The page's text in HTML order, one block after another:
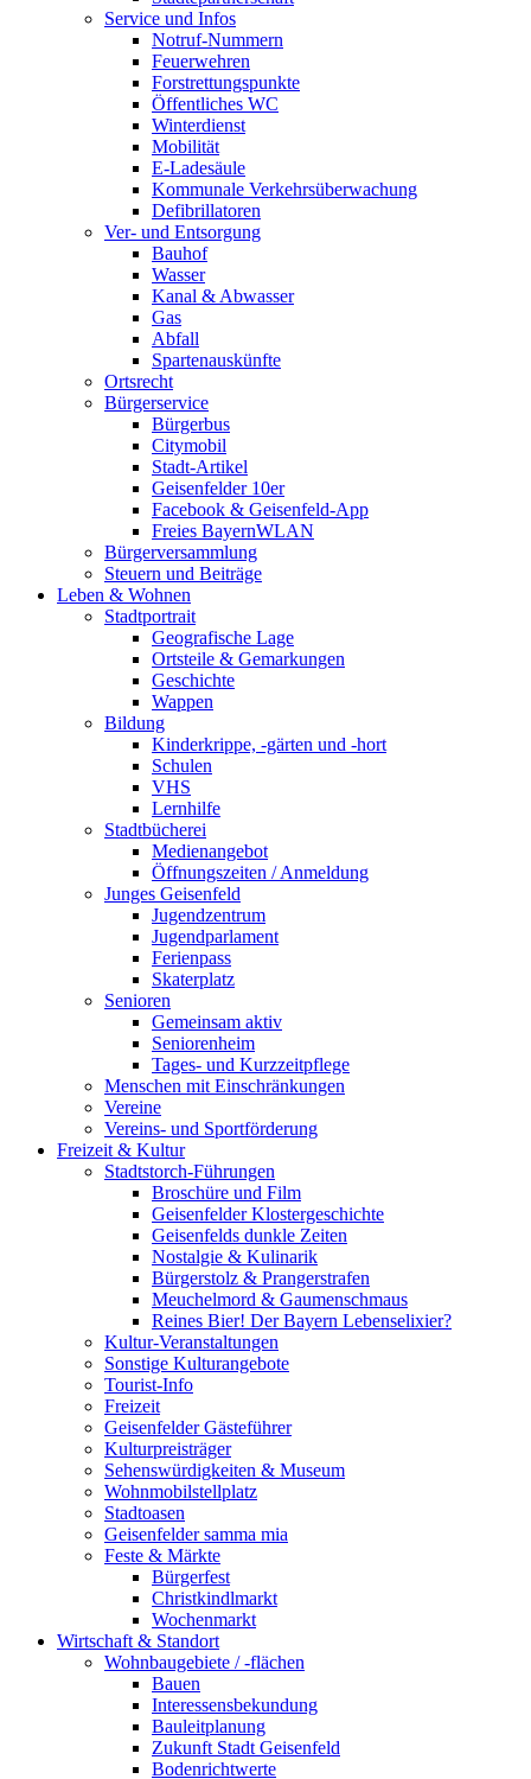
Service und Infos
Notruf-Nummern
Feuerwehren
Forstrettungspunkte
Öffentliches WC
Winterdienst
Mobilität
E-Ladesäule
Kommunale Verkehrsüberwachung
Defibrillatoren
Ver- und Entsorgung
Bauhof
Wasser
Kanal & Abwasser
Gas
Abfall
Spartenauskünfte
Ortsrecht
Bürgerservice
Bürgerbus
Citymobil
Stadt-Artikel
Geisenfelder 10er
Facebook & Geisenfeld-App
Freies BayernWLAN
Bürgerversammlung
Steuern und Beiträge
Leben & Wohnen
Stadtportrait
Geografische Lage
Ortsteile & Gemarkungen
Geschichte
Wappen
Bildung
Kinderkrippe, -gärten und -hort
Schulen
VHS
Lernhilfe
Stadtbücherei
Medienangebot
Öffnungszeiten / Anmeldung
Junges Geisenfeld
Jugendzentrum
Jugendparlament
Ferienpass
Skaterplatz
Senioren
Gemeinsam aktiv
Seniorenheim
Tages- und Kurzzeitpflege
Menschen mit Einschränkungen
Vereine
Vereins- und Sportförderung
Freizeit & Kultur
Stadtstorch-Führungen
Broschüre und Film
Geisenfelder Klostergeschichte
Geisenfelds dunkle Zeiten
Nostalgie & Kulinarik
Bürgerstolz & Prangerstrafen
Meuchelmord & Gaumenschmaus
Reines Bier! Der Bayern Lebenselixier?
Kultur-Veranstaltungen
Sonstige Kulturangebote
Tourist-Info
Freizeit
Geisenfelder Gästeführer
Kulturpreisträger
Sehenswürdigkeiten & Museum
Wohnmobilstellplatz
Stadtoasen
Geisenfelder samma mia
Feste & Märkte
Bürgerfest
Christkindlmarkt
Wochenmarkt
Wirtschaft & Standort
Wohnbaugebiete / -flächen
Bauen
Interessensbekundung
Bauleitplanung
Zukunft Stadt Geisenfeld
Bodenrichtwerte